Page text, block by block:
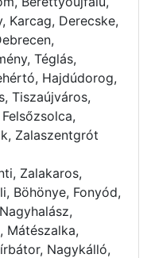
Karcag, Derecske,
Téglás,
Hajdúdorog,
Tiszaújváros,
Zalaszentgrót
Zalakaros,
Böhönye, Fonyód,
Mátészalka,
Nagykálló,